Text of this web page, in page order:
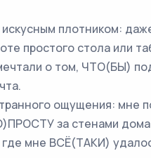
плотником:
простого стола или
о том, ЧТО(БЫ)
ощущения: мне
за стенами
мне ВСЁ(ТАКИ)